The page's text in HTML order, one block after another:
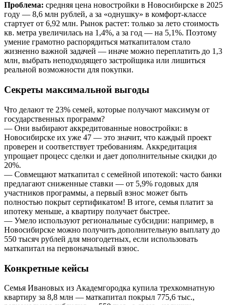
Проблема: средняя цена новостройки в Новосибирске в 2025
году — 8,6 млн рублей, а за «однушку» в комфорт-классе
стартует от 6,92 млн. Рынок растет: только за лето стоимость
кв. метра увеличилась на 1,4%, а за год — на 5,1%. Поэтому
умение грамотно распорядиться маткапиталом стало
жизненно важной задачей — иначе можно переплатить до 1,3
млн, выбрать неподходящего застройщика или лишиться
реальной возможности для покупки.
Секреты максимальной выгоды
Что делают те 23% семей, которые получают максимум от
государственных программ?
— Они выбирают аккредитованные новостройки: в
Новосибирске их уже 47 — это значит, что каждый проект
проверен и соответствует требованиям. Аккредитация
упрощает процесс сделки и дает дополнительные скидки до
20%.
— Совмещают маткапитал с семейной ипотекой: часто банки
предлагают сниженные ставки — от 5,9% годовых для
участников программы, а первый взнос может быть
полностью покрыт сертификатом! В итоге, семья платит за
ипотеку меньше, а квартиру получает быстрее.
— Умело используют региональные субсидии: например, в
Новосибирске можно получить дополнительную выплату до
550 тысяч рублей для многодетных, если использовать
маткапитал на первоначальный взнос.
Конкретные кейсы
Семья Ивановых из Академгородка купила трехкомнатную
квартиру за 8,8 млн — маткапитал покрыл 775,6 тыс.,